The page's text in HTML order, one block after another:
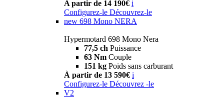
A partir de 14 190€ i
Configurez-le Découvrez-le
new 698 Mono NERA
Hypermotard 698 Mono Nera
77,5 ch Puissance
63 Nm Couple
151 kg Poids sans carburant
À partir de 13 590€ i
Configurez-le Découvrez -le
V2